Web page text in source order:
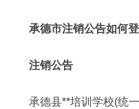
承德市注销公告如何
注销公告
承德县**培训学校(统